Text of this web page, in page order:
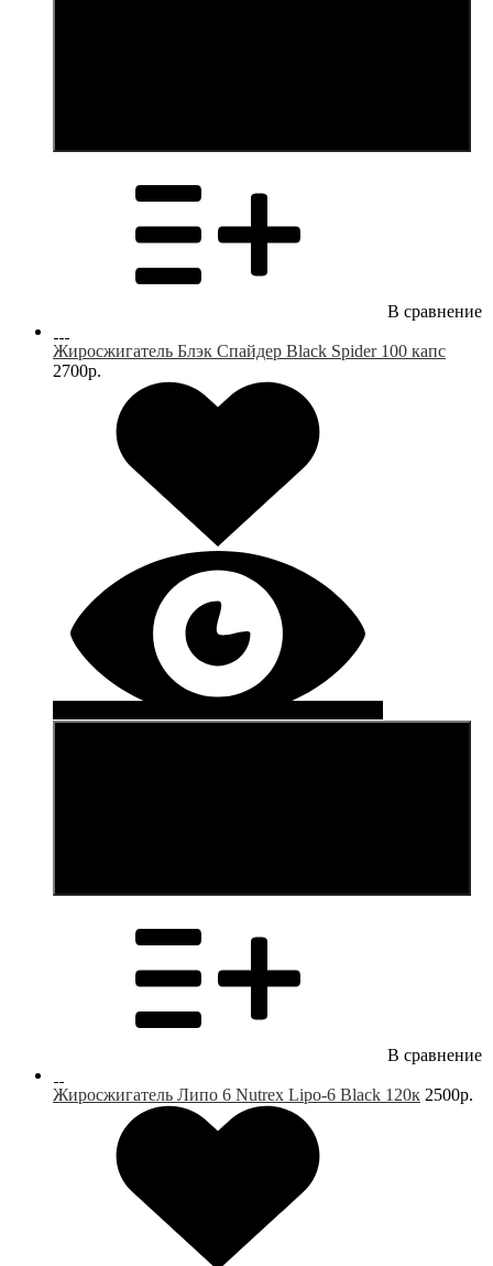
В сравнение
Жиросжигатель Блэк Спайдер Black Spider 100 капс
2700р.
В сравнение
Жиросжигатель Липо 6 Nutrex Lipo-6 Black 120к 2500р.